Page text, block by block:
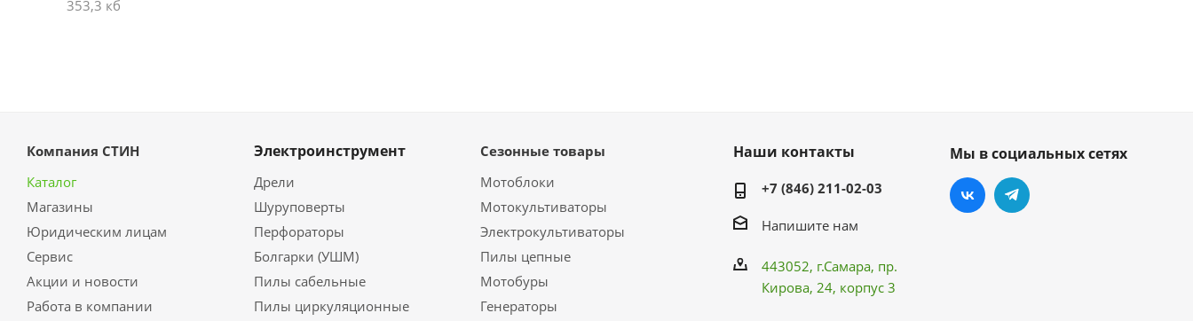
353,3 кб
Компания СТИН
Каталог
Магазины
Юридическим лицам
Сервис
Акции и новости
Работа в компании
Электроинструмент
Дрели
Шуруповерты
Перфораторы
Болгарки (УШМ)
Пилы сабельные
Пилы циркуляционные
Сезонные товары
Мотоблоки
Мотокультиваторы
Электрокультиваторы
Пилы цепные
Мотобуры
Генераторы
Наши контакты
+7 (846) 211-02-03
Напишите нам
443052, г.Самара, пр.
Кирова, 24, корпус 3
Мы в социальных сетях